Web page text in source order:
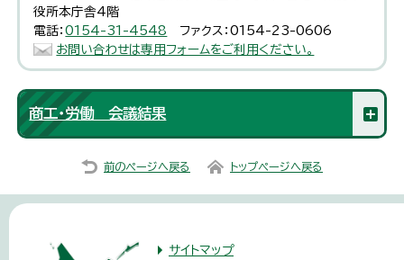
役所本庁舎4階
電話：0154-31-4548
ファクス：0154-23-0606
お問い合わせは専用フォームをご利用ください。
商工・労働 会議結果
前のページへ戻る トップページへ戻る
サイトマップ